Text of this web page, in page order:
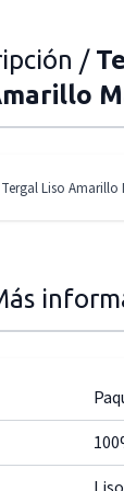
/
Liso Amarillo